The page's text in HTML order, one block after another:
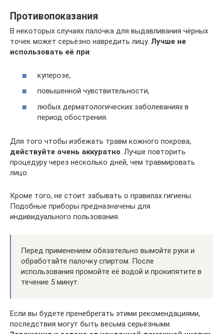
Противопоказания
В некоторых случаях палочка для выдавливания чёрных
точек может серьёзно навредить лицу. Лучше не
использовать её при:
куперозе,
повышенной чувствительности,
любых дерматологических заболеваниях в
период обострения.
Для того чтобы избежать травм кожного покрова,
действуйте очень аккуратно. Лучше повторить
процедуру через несколько дней, чем травмировать
лицо.
Кроме того, не стоит забывать о правилах гигиены.
Подобные приборы предназначены для
индивидуального пользования.
Перед применением обязательно вымойте руки и
обработайте палочку спиртом. После
использования промойте её водой и прокипятите в
течение 5 минут.
Если вы будете пренебрегать этими рекомендациями,
последствия могут быть весьма серьёзными.